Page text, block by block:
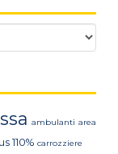
ambulanti area
110% carrozziere